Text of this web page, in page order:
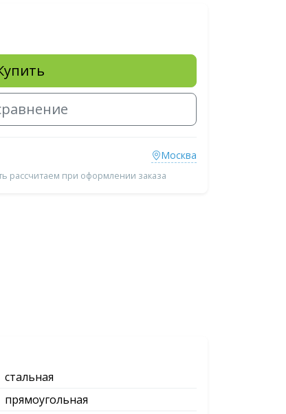
Москва
рассчитаем при оформлении заказа
стальная
прямоугольная